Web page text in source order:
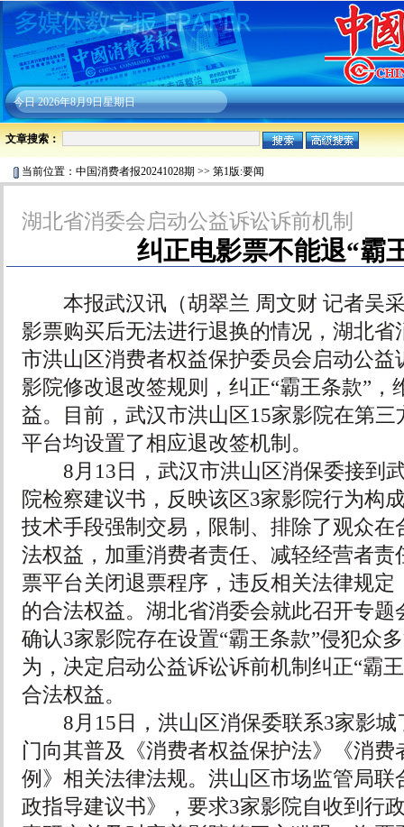
今日2026年8月9日星期日
文章搜索：
当前位置： 中国消费者报20241028期 >> 第1版:要闻
湖北省消委会启动公益诉讼诉前机制
纠正电影票不能退“霸
本报武汉讯（胡翠兰 周文财 记者吴
影票购买后无法进行退换的情况，湖北省
市洪山区消费者权益保护委员会启动公益
影院修改退改签规则，纠正“霸王条款”，
益。目前，武汉市洪山区15家影院在第
平台均设置了相应退改签机制。
8月13日，武汉市洪山区消保委接到
院检察建议书，反映该区3家影院行为构
技术手段强制交易，限制、排除了观众在
法权益，加重消费者责任、减轻经营者责
票平台关闭退票程序，违反相关法律规定
的合法权益。湖北省消委会就此召开专题
确认3家影院存在设置“霸王条款”侵犯众
为，决定启动公益诉讼诉前机制纠正“霸
合法权益。
8月15日，洪山区消保委联系3家影城
门向其普及《消费者权益保护法》《消费
例》相关法律法规。洪山区市场监管局联
政指导建议书》，要求3家影院自收到行